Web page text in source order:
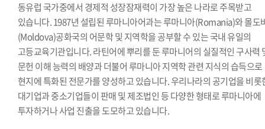
동유럽 국가중에서 경제적 성장잠재력이 가장 높은 나라로 주목받고
있습니다. 1987년 설립된 루마니아어과는 루마니아(Romania)와 몰도
(Moldova)공화국의 어문학 및 지역학을 공부할 수 있는 국내 유일의
고등교육기관입니다. 라틴어에 뿌리를 둔 루마니어의 실질적인 구사력
문헌 이해 능력의 배양과 더불어 루마니아 지역학 관련 지식의 습득으로
현지에 특화된 전문가를 양성하고 있습니다. 우리나라의 공기업을 비롯
대기업과 중소기업들이 판매 및 제조법인 등 다양한 형태로 루마니아에
투자하거나 사업 진출을 도모하고 있습니다.